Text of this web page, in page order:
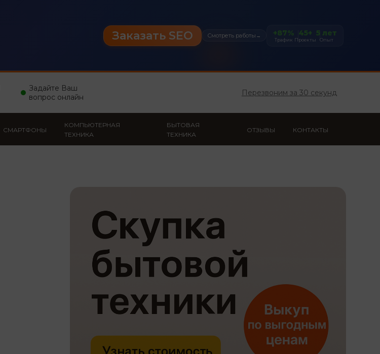
Заказать SEO Смотреть работы → +87%
Трафик
45+
Проекты
5 лет
Опыт
Задайте Ваш
вопрос онлайн
Перезвоним за 30 секунд
СМАРТФОНЫ
КОМПЬЮТЕРНАЯ
ТЕХНИКА
БЫТОВАЯ
ТЕХНИКА
ОТЗЫВЫ КОНТАКТЫ